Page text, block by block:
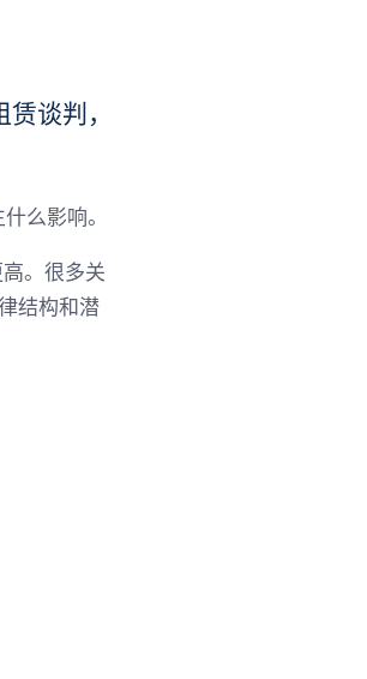
谈判，
么影响。
。很多关
结构和潜